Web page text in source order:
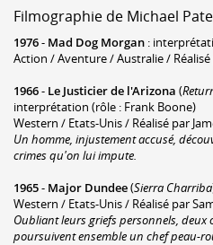
Filmographie de Michael
1976- Mad Dog Morgan :
Action / Aventure / Australie /
1966- Le Justicier de l'Arizona (
interprétation (rôle : Frank Boone)
Western / Etats-Unis / Réalisé par
Un homme, injustement accusé,
crimes qu'on lui impute.
1965- Major Dundee(Sierra Charriba
Western / Etats-Unis / Réalisé par
Oubliant leurs griefs personnels,
poursuivent ensemble un chef peau-